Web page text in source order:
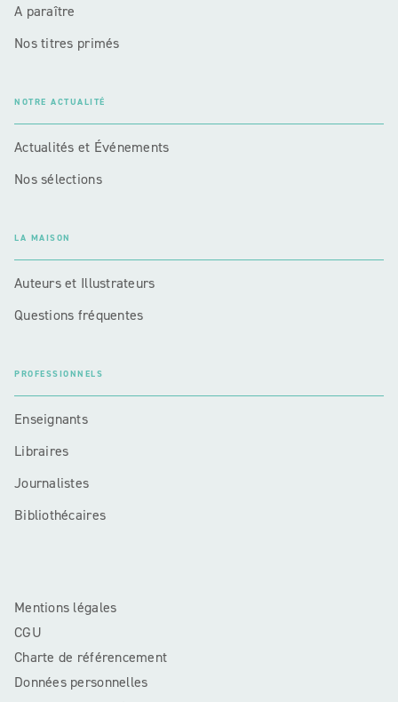
A paraître
Nos titres primés
NOTRE ACTUALITÉ
Actualités et Événements
Nos sélections
LA MAISON
Auteurs et Illustrateurs
Questions fréquentes
PROFESSIONNELS
Enseignants
Libraires
Journalistes
Bibliothécaires
Mentions légales
CGU
Charte de référencement
Données personnelles